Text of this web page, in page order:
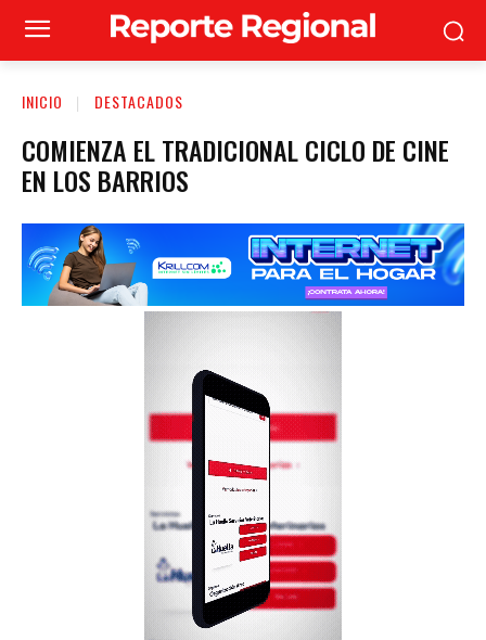
INICIO DESTACADOS
COMIENZA EL TRADICIONAL CICLO DE CINE
EN LOS BARRIOS